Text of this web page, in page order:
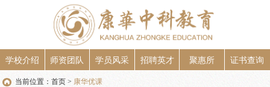
学校介绍 师资团队 学员风采 招聘英才 聚惠所 证书查询
当前位置： 首页> 康华优课